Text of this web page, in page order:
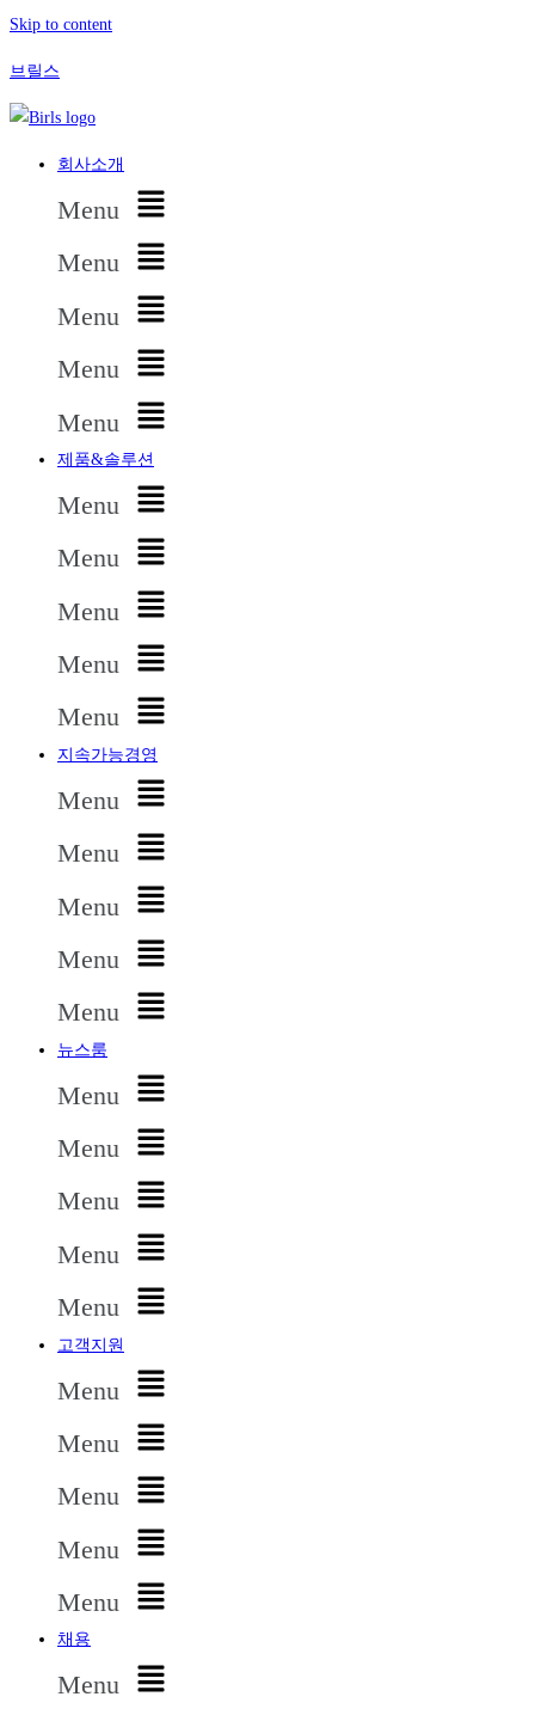
Skip to content
브릴스
회사소개
Menu
Menu
Menu
Menu
Menu
제품&솔루션
Menu
Menu
Menu
Menu
Menu
지속가능경영
Menu
Menu
Menu
Menu
Menu
뉴스룸
Menu
Menu
Menu
Menu
Menu
고객지원
Menu
Menu
Menu
Menu
Menu
채용
Menu